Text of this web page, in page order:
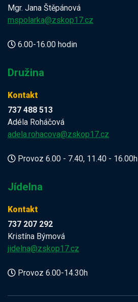
Mgr. Jana Štěpánová
mspolarka@zskop17.cz
6.00-16.00 hodin
Družina
Kontakt
737 488 513
Adéla Roháčová
adela.rohacova@zskop17.cz
Provoz 6.00 - 7.40, 11.40 - 16.00h
Jídelna
Kontakt
737 207 292
Kristína Býmová
jidelna@zskop17.cz
Provoz 6.00-14.30h